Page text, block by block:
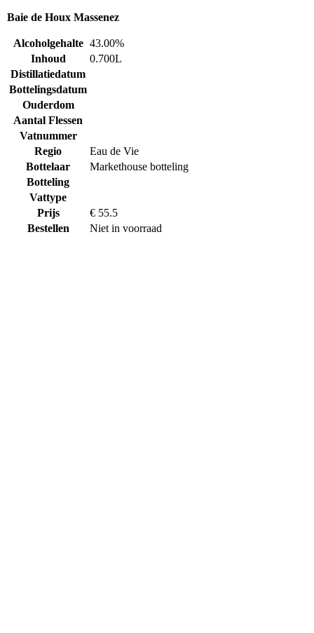
Baie de Houx Massenez
Alcoholgehalte 43.00%
Inhoud
0.700L
Distillatiedatum
Bottelingsdatum
Ouderdom
Aantal Flessen
Vatnummer
Regio
Eau de Vie
Bottelaar
Markethouse botteling
Botteling
Vattype
Prijs
€ 55.5
Bestellen
Niet in voorraad